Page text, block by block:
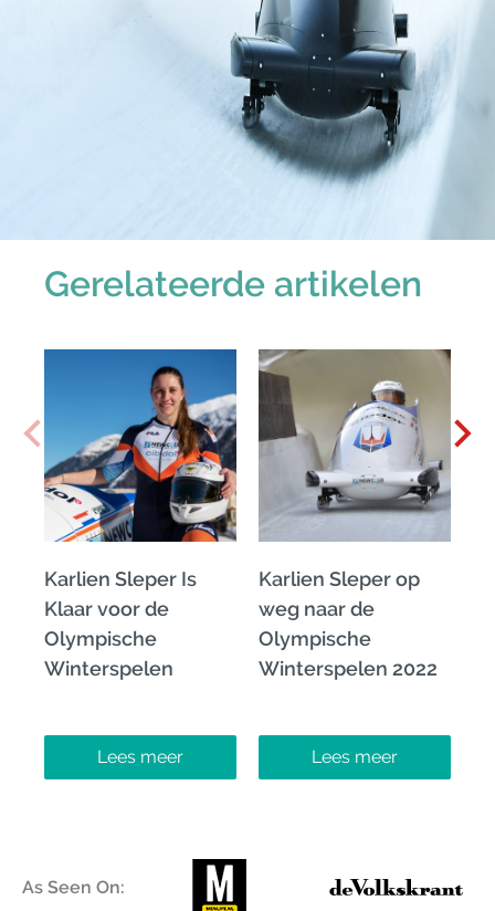
Gerelateerde artikelen
Karlien Sleper Is
Klaar voor de
Olympische
Winterspelen
Lees meer
Karlien Sleper op
weg naar de
Olympische
Winterspelen 2022
Lees meer
As Seen On: